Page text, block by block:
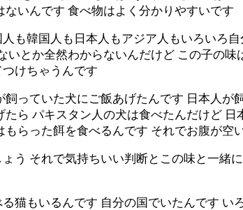
いんです 食べ物はよく分かりやすいです
も韓国人も日本人もアジア人もいろいろ
とか全然わからないんだけど この子の
けちゃうんです
っていた犬にご飯あげたんです 日本人
ら パキスタン人の犬は食べたんだけど
らった餌を食べるんです それでお腹が空
う それで気持ちいい判断とこの味と一緒
猫もいるんです 自分の国でいたんです